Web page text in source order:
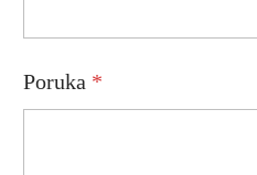
-
p
Poruka *